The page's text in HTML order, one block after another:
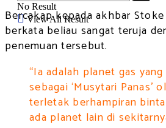
No Result
View All Result
Bercakap kepada akhbar
berkata beliau sangat teruja
penemuan tersebut.
“Ia adalah planet gas
sebagai ‘Musytari Panas’
terletak berhampiran
ada planet lain di